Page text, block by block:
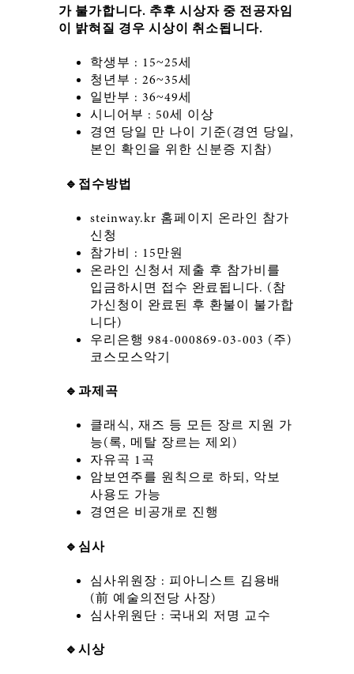
가 불가합니다. 추후 시상자 중 전공자임
이 밝혀질 경우 시상이 취소됩니다.
학생부 : 15~25세
청년부 : 26~35세
일반부 : 36~49세
시니어부 : 50세 이상
경연 당일 만 나이 기준(경연 당일,
본인 확인을 위한 신분증 지참)
🔹접수방법
steinway.kr 홈페이지 온라인 참가
신청
참가비 : 15만원
온라인 신청서 제출 후 참가비를
입금하시면 접수 완료됩니다. (참
가신청이 완료된 후 환불이 불가합
니다)
우리은행 984-000869-03-003 (주)
코스모스악기
🔹과제곡
클래식, 재즈 등 모든 장르 지원 가
능(록, 메탈 장르는 제외)
자유곡 1곡
암보연주를 원칙으로 하되, 악보
사용도 가능
경연은 비공개로 진행
🔹심사
심사위원장 : 피아니스트 김용배
(前 예술의전당 사장)
심사위원단 : 국내외 저명 교수
🔹시상